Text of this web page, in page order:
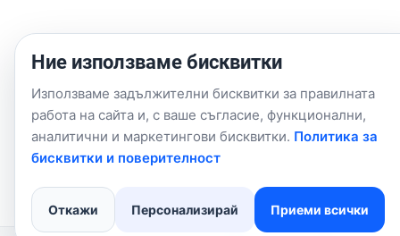
Ние използваме бисквитки
Използваме задължителни бисквитки за правилната
работа на сайта и, с ваше съгласие, функционални,
аналитични и маркетингови бисквитки. Политика за
бисквитки и поверителност
Откажи Персонализирай Приеми всички